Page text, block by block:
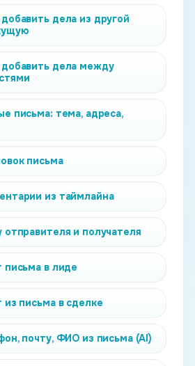
дела из другой
дела между
письма: тема, адреса,
письма
из таймлайна
отправителя и получателя
письма в лиде
из письма в сделке
почту, ФИО из письма (AI)